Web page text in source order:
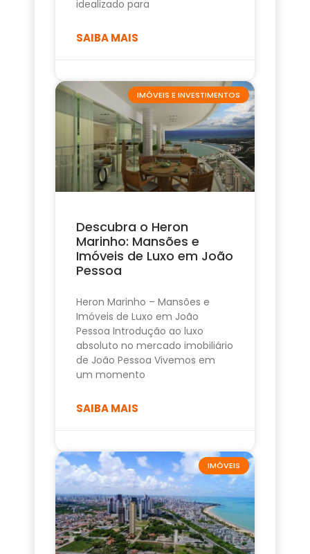
idealizado para
SAIBA MAIS
IMÓVEIS E INVESTIMENTOS
Descubra o Heron
Marinho: Mansões e
Imóveis de Luxo em João
Pessoa
Heron Marinho – Mansões e
Imóveis de Luxo em João
Pessoa Introdução ao luxo
absoluto no mercado imobiliário
de João Pessoa Vivemos em
um momento
SAIBA MAIS
IMÓVEIS